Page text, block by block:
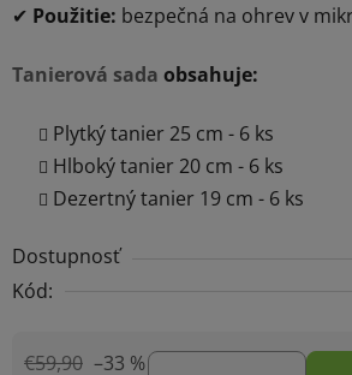
✔ Použitie: bezpečná na ohrev v
Tanierová sada obsahuje:
Plytký tanier 25 cm - 6 ks
Hlboký tanier 20 cm - 6 ks
Dezertný tanier 19 cm - 6 ks
Dostupnosť
Kód:
€59,90 –33 %